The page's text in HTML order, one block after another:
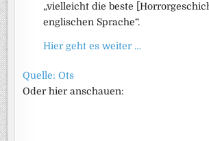
„vielleicht die beste
englischen Sprache“.
Hier geht es weiter …
Quelle: Ots
Oder hier anschauen: